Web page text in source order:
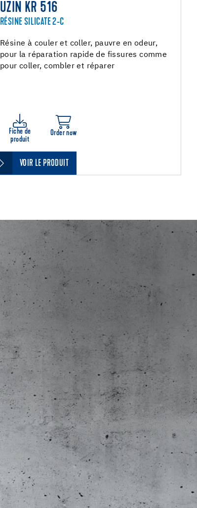
UZIN KR 516
RÉSINE SILICATE 2-C
Résine à couler et coller, pauvre en odeur,
pour la réparation rapide de fissures comme
pour coller, combler et réparer
Fiche de
produit
Order now
VOIR LE PRODUIT